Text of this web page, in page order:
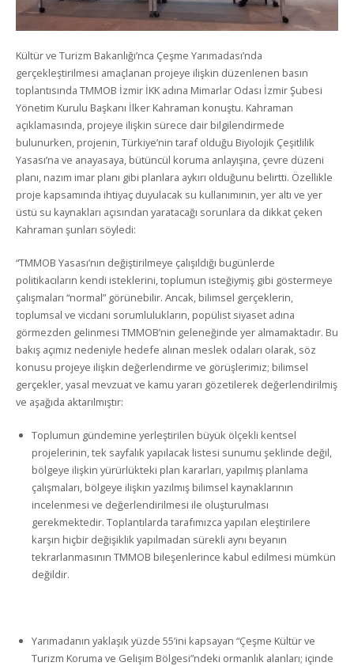
Kültür ve Turizm Bakanlığı’nca Çeşme Yarımadası’nda
gerçekleştirilmesi amaçlanan projeye ilişkin düzenlenen basın
toplantısında TMMOB İzmir İKK adına Mimarlar Odası İzmir Şubesi
Yönetim Kurulu Başkanı İlker Kahraman konuştu. Kahraman
açıklamasında, projeye ilişkin sürece dair bilgilendirmede
bulunurken, projenin, Türkiye’nin taraf olduğu Biyolojik Çeşitlilik
Yasası’na ve anayasaya, bütüncül koruma anlayışına, çevre düzeni
planı, nazım imar planı gibi planlara aykırı olduğunu belirtti. Özellikle
proje kapsamında ihtiyaç duyulacak su kullanımının, yer altı ve yer
üstü su kaynakları açısından yaratacağı sorunlara da dikkat çeken
Kahraman şunları söyledi:
“TMMOB Yasası’nın değiştirilmeye çalışıldığı bugünlerde
politikacıların kendi isteklerini, toplumun isteğiymiş gibi göstermeye
çalışmaları “normal” görünebilir. Ancak, bilimsel gerçeklerin,
toplumsal ve vicdani sorumlulukların, popülist siyaset adına
görmezden gelinmesi TMMOB’nin geleneğinde yer almamaktadır. Bu
bakış açımız nedeniyle hedefe alınan meslek odaları olarak, söz
konusu projeye ilişkin değerlendirme ve görüşlerimiz; bilimsel
gerçekler, yasal mevzuat ve kamu yararı gözetilerek değerlendirilmiş
ve aşağıda aktarılmıştır:
Toplumun gündemine yerleştirilen büyük ölçekli kentsel
projelerinin, tek sayfalık yapılacak listesi sunumu şeklinde değil,
bölgeye ilişkin yürürlükteki plan kararları, yapılmış planlama
çalışmaları, bölgeye ilişkin yazılmış bilimsel kaynaklarının
incelenmesi ve değerlendirilmesi ile oluşturulması
gerekmektedir. Toplantılarda tarafımızca yapılan eleştirilere
karşın hiçbir değişiklik yapılmadan sürekli aynı beyanın
tekrarlanmasının TMMOB bileşenlerince kabul edilmesi mümkün
değildir.
Yarımadanın yaklaşık yüzde 55’ini kapsayan “Çeşme Kültür ve
Turizm Koruma ve Gelişim Bölgesi”ndeki ormanlık alanları; içinde